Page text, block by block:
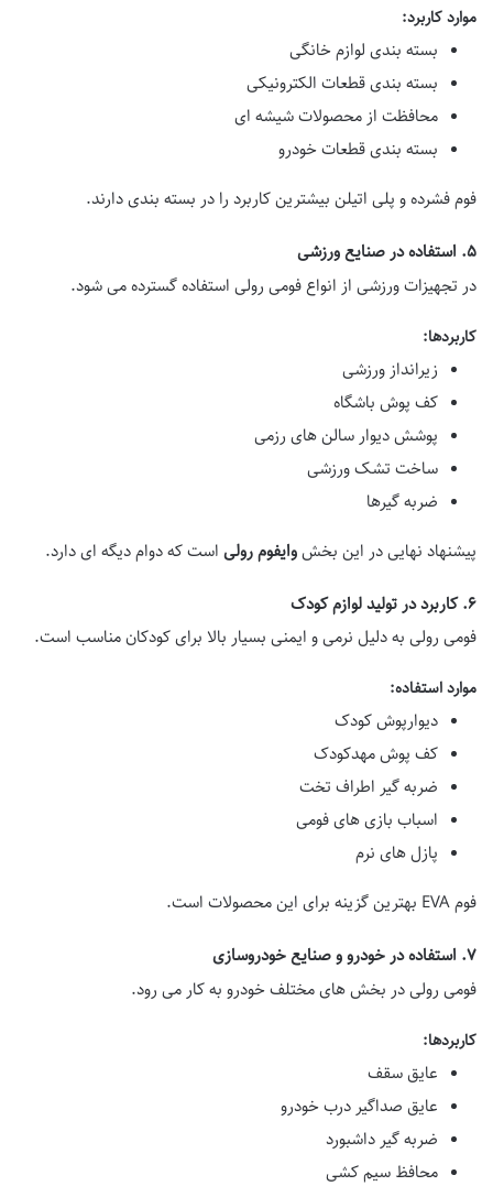
موارد کاربرد:
بسته بندی لوازم خانگی
بسته بندی قطعات الکترونیکی
محافظت از محصولات شیشه ای
بسته بندی قطعات خودرو
فوم فشرده و پلی اتیلن بیشترین کاربرد را در بسته بندی دارند.
۵. استفاده در صنایع ورزشی
در تجهیزات ورزشی از انواع فومی رولی استفاده گسترده می شود.
کاربردها:
زیرانداز ورزشی
کف پوش باشگاه
پوشش دیوار سالن های رزمی
ساخت تشک ورزشی
ضربه گیرها
پیشنهاد نهایی در این بخشوایفوم رولی است که دوام دیگه ای دارد.
۶. کاربرد در تولید لوازم کودک
فومی رولی به دلیل نرمی و ایمنی بسیار بالا برای کودکان مناسب است.
موارد استفاده:
دیوارپوش کودک
کف پوش مهدکودک
ضربه گیر اطراف تخت
اسباب بازی های فومی
پازل های نرم
فوم EVA بهترین گزینه برای این محصولات است.
۷. استفاده در خودرو و صنایع خودروسازی
فومی رولی در بخش های مختلف خودرو به کار می رود.
کاربردها:
عایق سقف
عایق صداگیر درب خودرو
ضربه گیر داشبورد
محافظ سیم کشی